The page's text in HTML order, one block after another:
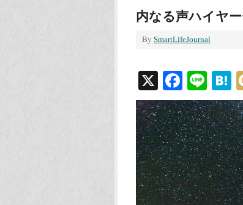
内なる声ハイヤ
By SmartLifeJournal
X Line